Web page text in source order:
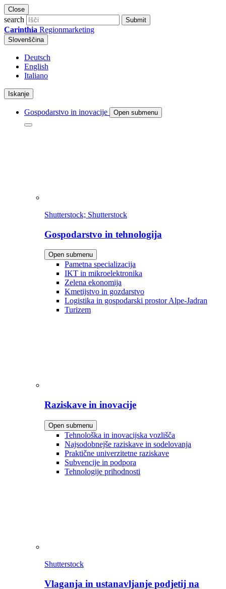
Close
search Submit
Carinthia Regionmarketing
Slovenščina
Deutsch
English
Italiano
Iskanje
Gospodarstvo in inovacije Open submenu
Shutterstock; Shutterstock
Gospodarstvo in tehnologija
Open submenu
Pametna specializacija
IKT in mikroelektronika
Zelena ekonomija
Kmetijstvo in gozdarstvo
Logistika in gospodarski prostor Alpe-Jadran
Turizem
Raziskave in inovacije
Open submenu
Tehnološka in inovacijska vozlišča
Najsodobnejše raziskave in sodelovanja
Praktične univerzitetne raziskave
Subvencije in podpora
Tehnologije prihodnosti
Shutterstock
Vlaganja in ustanavljanje podjetij na